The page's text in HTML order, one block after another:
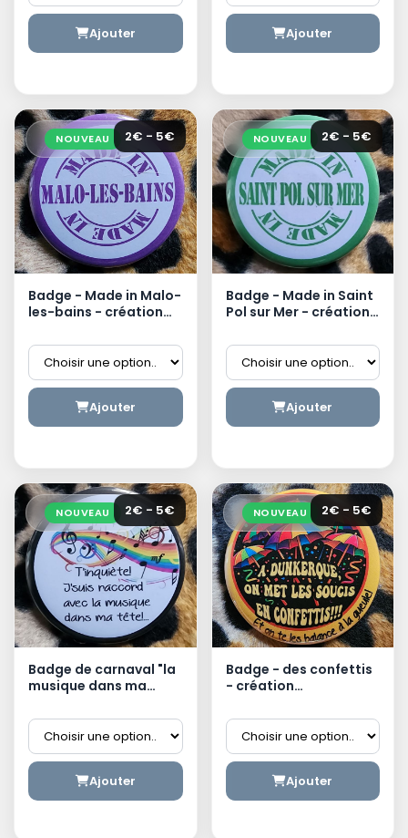
Ajouter Ajouter
NOUVEAU 2€ - 5€
Badge - Made in Malo-
les-bains - création
Ajouter
NOUVEAU 2€ - 5€
Badge - Made in Saint
Pol sur Mer - création
Ajouter
NOUVEAU 2€ - 5€
Badge de carnaval "la
musique dans ma
dunkerquoise
Ajouter
NOUVEAU 2€ - 5€
Badge - des confettis
- création
Ajouter